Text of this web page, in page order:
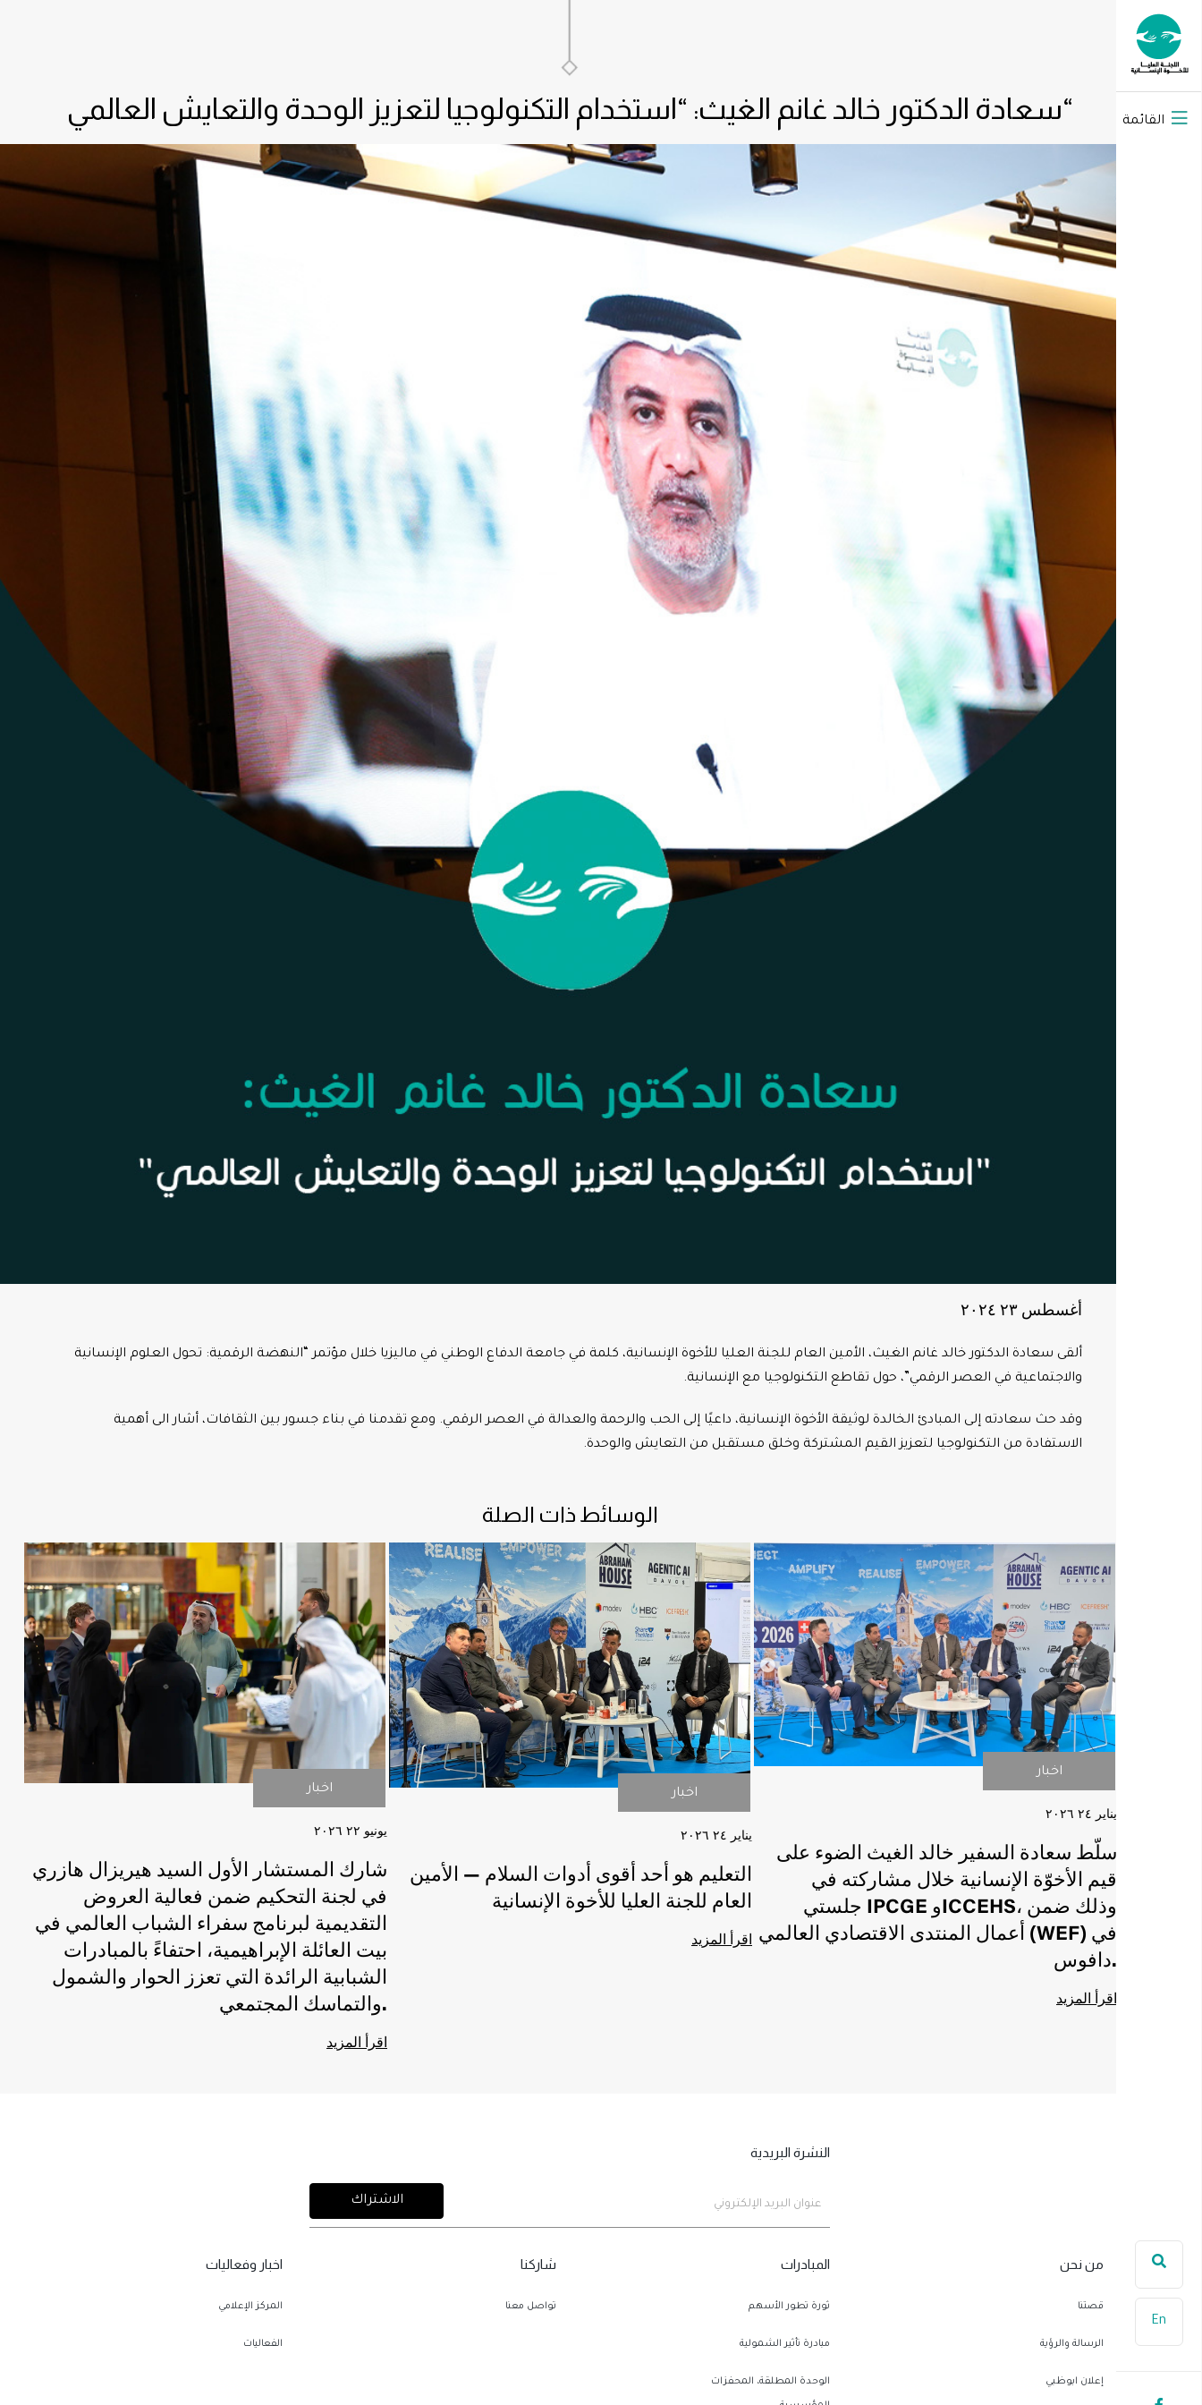
القائمة
En
“سعادة الدكتور خالد غانم الغيث: “استخدام التكنولوجيا لتعزيز الوحدة والتعايش العالمي
أغسطس ٢٣ ٢۰٢٤
ألقى سعادة الدكتور خالد غانم الغيث، الأمين العام للجنة العليا للأخوة الإنسانية، كلمة في جامعة الدفاع الوطني في ماليزيا خلال مؤتمر “النهضة الرقمية: تحول العلوم الإنسانية
والاجتماعية في العصر الرقمي”، حول تقاطع التكنولوجيا مع الإنسانية.
وقد حث سعادته إلى المبادئ الخالدة لوثيقة الأخوة الإنسانية، داعيًا إلى الحب والرحمة والعدالة في العصر الرقمي. ومع تقدمنا في بناء جسور بين الثقافات، أشار الى أهمية
الاستفادة من التكنولوجيا لتعزيز القيم المشتركة وخلق مستقبل من التعايش والوحدة.
الوسائط ذات الصلة
اخبار
يونيو ٢٢ ٢۰٢٦
شارك المستشار الأول السيد هيريزال هازري
في لجنة التحكيم ضمن فعالية العروض
التقديمية لبرنامج سفراء الشباب العالمي في
بيت العائلة الإبراهيمية، احتفاءً بالمبادرات
الشبابية الرائدة التي تعزز الحوار والشمول
والتماسك المجتمعي.
اقرأ المزيد
اخبار
يناير ٢٤ ٢۰٢٦
التعليم هو أحد أقوى أدوات السلام — الأمين
العام للجنة العليا للأخوة الإنسانية
اقرأ المزيد
اخبار
يناير ٢٤ ٢۰٢٦
سلّط سعادة السفير خالد الغيث الضوء على
قيم الأخوّة الإنسانية خلال مشاركته في
جلستي IPCGE وICCEHS، وذلك ضمن
أعمال المنتدى الاقتصادي العالمي (WEF) في
دافوس.
اقرأ المزيد
النشرة البريدية
من نحن
قصتنا
الرسالة والرؤية
إعلان ابوظبي
المبادرات
ثورة تطور الأسهم
مبادرة تأثير الشمولية
الوحدة المطلقة، المحفزات
شاركنا
تواصل معنا
اخبار وفعاليات
المركز الإعلامي
الفعاليات